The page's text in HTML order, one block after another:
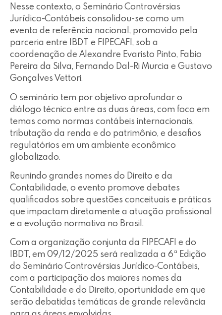
Nesse contexto, o Seminário Controvérsias
Jurídico-Contábeis consolidou-se como um
evento de referência nacional, promovido pela
parceria entre IBDT e FIPECAFI, sob a
coordenação de Alexandre Evaristo Pinto, Fabio
Pereira da Silva, Fernando Dal-Ri Murcia e Gustavo
Gonçalves Vettori.
O seminário tem por objetivo aprofundar o
diálogo técnico entre as duas áreas, com foco em
temas como normas contábeis internacionais,
tributação da renda e do patrimônio, e desafios
regulatórios em um ambiente econômico
globalizado.
Reunindo grandes nomes do Direito e da
Contabilidade, o evento promove debates
qualificados sobre questões conceituais e práticas
que impactam diretamente a atuação profissional
e a evolução normativa no Brasil.
Com a organização conjunta da FIPECAFI e do
IBDT, em 09/12/2025 será realizada a 6ª Edição
do Seminário Controvérsias Jurídico-Contábeis,
com a participação dos maiores nomes da
Contabilidade e do Direito, oportunidade em que
serão debatidas temáticas de grande relevância